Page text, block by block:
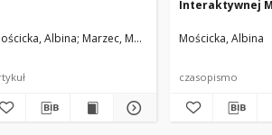
Albina Marzec, Marek
Interaktywnej
Karkonoskiego
Narodowego
Mościcka, Albina
czasopismo